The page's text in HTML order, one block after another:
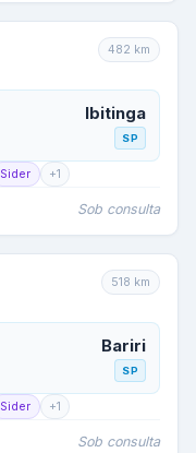
482 km
Ibitinga
SP
Sider +1
Sob consulta
518 km
Bariri
SP
Sider +1
Sob consulta